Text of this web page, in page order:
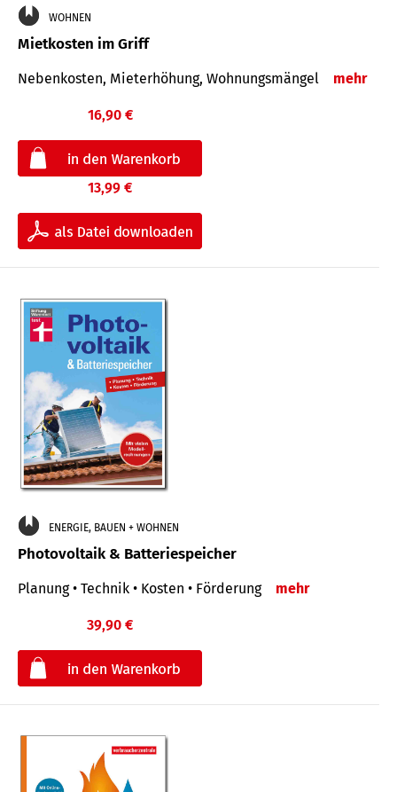
WOHNEN
Mietkosten im Griff
Nebenkosten, Mieterhöhung, Wohnungsmängel mehr
16,90 €
13,99 €
ENERGIE, BAUEN + WOHNEN
Photovoltaik & Batteriespeicher
Planung • Technik • Kosten • Förderung mehr
39,90 €